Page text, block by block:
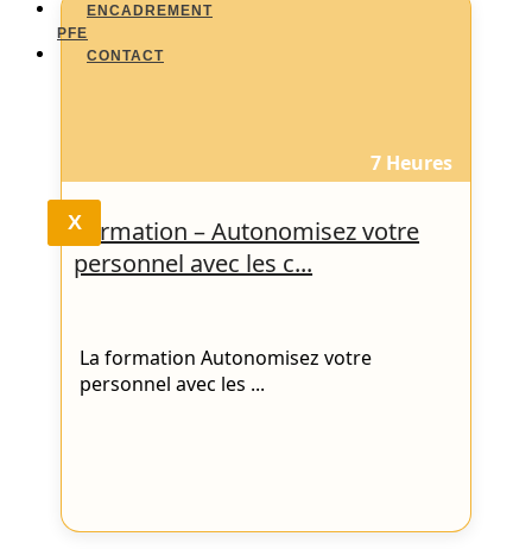
ENCADREMENT
PFE
CONTACT
X
7 Heures
Formation – Autonomisez votre
personnel avec les c...
La formation Autonomisez votre
personnel avec les ...